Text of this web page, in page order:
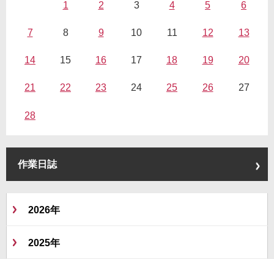
1
2 3 4 5 6
7 8 9 10 11 12 13
14 15 16 17 18 19 20
21 22 23 24 25 26 27
28
作業日誌
2026年
2025年